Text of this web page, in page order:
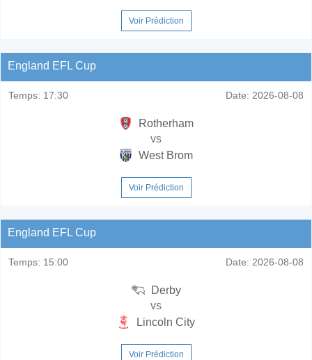
Voir Prédiction
England EFL Cup
Temps: 17:30 Date: 2026-08-08
Rotherham
vs
West Brom
Voir Prédiction
England EFL Cup
Temps: 15:00 Date: 2026-08-08
Derby
vs
Lincoln City
Voir Prédiction